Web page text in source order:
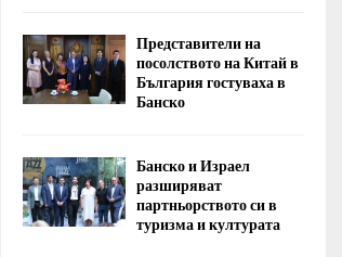
Представители на
посолството на Китай в
България гостуваха в
Банско
Банско и Израел
разширяват
партньорството си в
туризма и културата